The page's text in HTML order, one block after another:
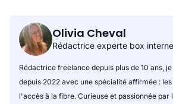
Olivia Cheval
Rédactrice experte box
Rédactrice freelance depuis plus de 10 ans,
depuis 2022 avec une spécialité affirmée :
l'accès à la fibre. Curieuse et passionnée